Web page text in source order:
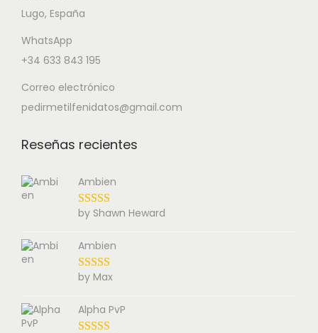
Lugo, España
WhatsApp
+34 633 843 195
Correo electrónico
pedirmetilfenidatos@gmail.com
Reseñas recientes
Ambien
by Shawn Heward
Ambien
by Max
Alpha PvP